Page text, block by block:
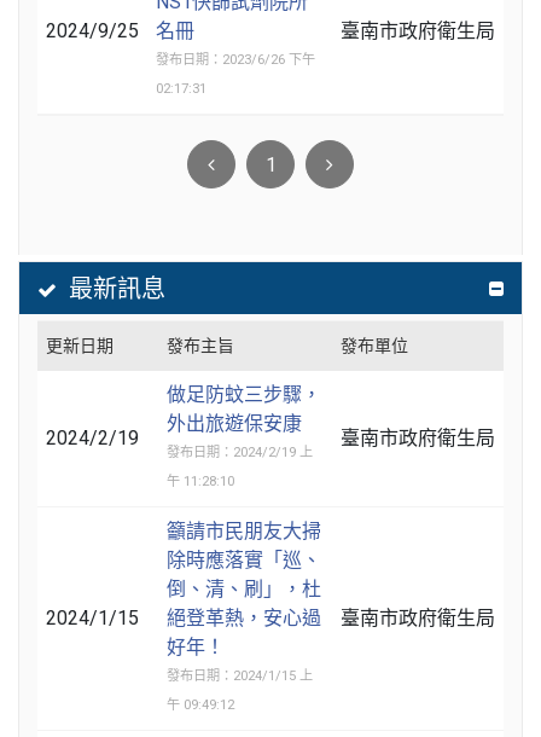
2024/9/25
名冊
發布日期：2023/6/26 下午
02:17:31
臺南市政府衛生局
1
最新訊息
更新日期 發布主旨 發布單位
2024/2/19
做足防蚊三步驟，
外出旅遊保安康
發布日期：2024/2/19 上
午 11:28:10
臺南市政府衛生局
2024/1/15
籲請市民朋友大掃
除時應落實「巡、
倒、清、刷」，杜
絕登革熱，安心過
好年！
發布日期：2024/1/15 上
午 09:49:12
臺南市政府衛生局